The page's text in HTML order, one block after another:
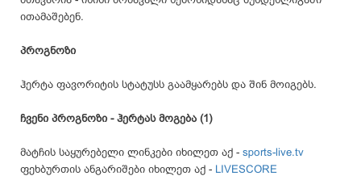
ითამაშებენ.
პროგნოზი
ჰერტა ფავორიტის სტატუსს გაამყარებს და შინ მოიგებს.
ჩვენი პროგნოზი - ჰერტას მოგება (1)
მატჩის საყურებელი ლინკები იხილეთ აქ - sports-live.tv
ფეხბურთის ანგარიშები იხილეთ აქ - LIVESCORE